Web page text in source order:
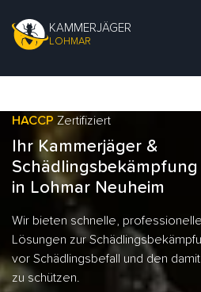
KAMMERJÄGER
LOHMAR
HACCP Zertifiziert
Ihr Kammerjäger &
Schädlingsbekämpfung
in Lohmar Neuheim
Wir bieten schnelle,
Lösungen zur
vor Schädlingsbefall und den
zu schützen.